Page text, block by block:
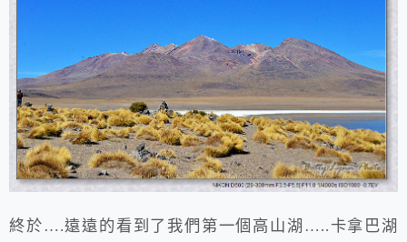
終於….遠遠的看到了我們第一個高山湖…..卡拿巴湖